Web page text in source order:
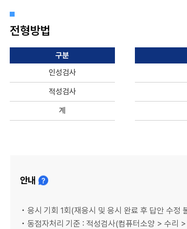
전형방법
구분
인성검사
적성검사
계
안내
응시 기회 1회(재응시 및 응시 완료 후 답안 수정
동점자처리 기준 : 적성검사(컴퓨터소양 > 수리